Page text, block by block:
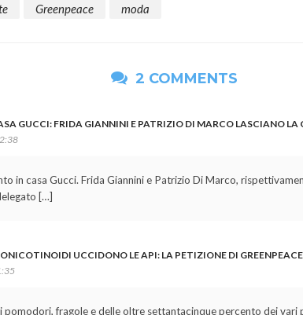
Greenpeace moda
2 COMMENTS
GUCCI: FRIDA GIANNINI E PATRIZIO DI MARCO LASCIANO LA
in casa Gucci. Frida Giannini e Patrizio Di Marco,
[…]
UCCIDONO LE API: LA PETIZIONE DI
pomodori, fragole e delle oltre settantacinque percento dei